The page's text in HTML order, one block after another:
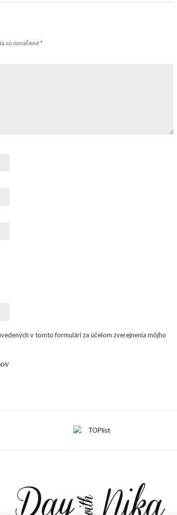
sú označené*
v tomto formulári za účelom zverejnenia môjho